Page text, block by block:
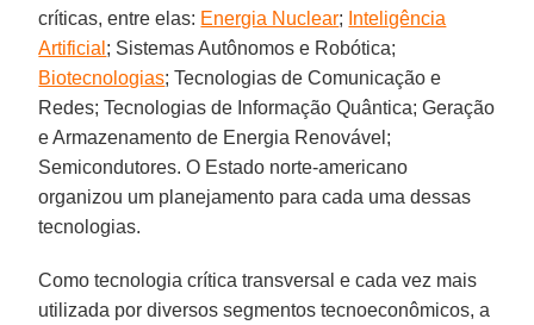
críticas, entre elas: Energia Nuclear; Inteligência
Artificial ; Sistemas Autônomos e Robótica;
Biotecnologias; Tecnologias de Comunicação e
Redes; Tecnologias de Informação Quântica; Geração
e Armazenamento de Energia Renovável;
Semicondutores. O Estado norte-americano
organizou um planejamento para cada uma dessas
tecnologias.
Como tecnologia crítica transversal e cada vez mais
utilizada por diversos segmentos tecnoeconômicos, a